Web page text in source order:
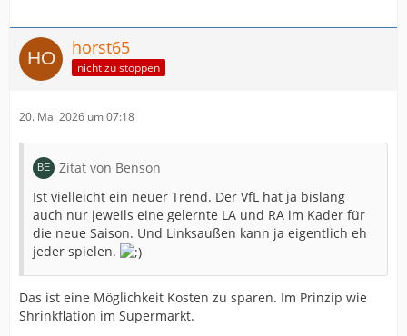
horst65
nicht zu stoppen
20. Mai 2026 um 07:18
Zitat von Benson
Ist vielleicht ein neuer Trend. Der VfL hat ja bislang
auch nur jeweils eine gelernte LA und RA im Kader für
die neue Saison. Und Linksaußen kann ja eigentlich eh
jeder spielen.
Das ist eine Möglichkeit Kosten zu sparen. Im Prinzip wie
Shrinkflation im Supermarkt.